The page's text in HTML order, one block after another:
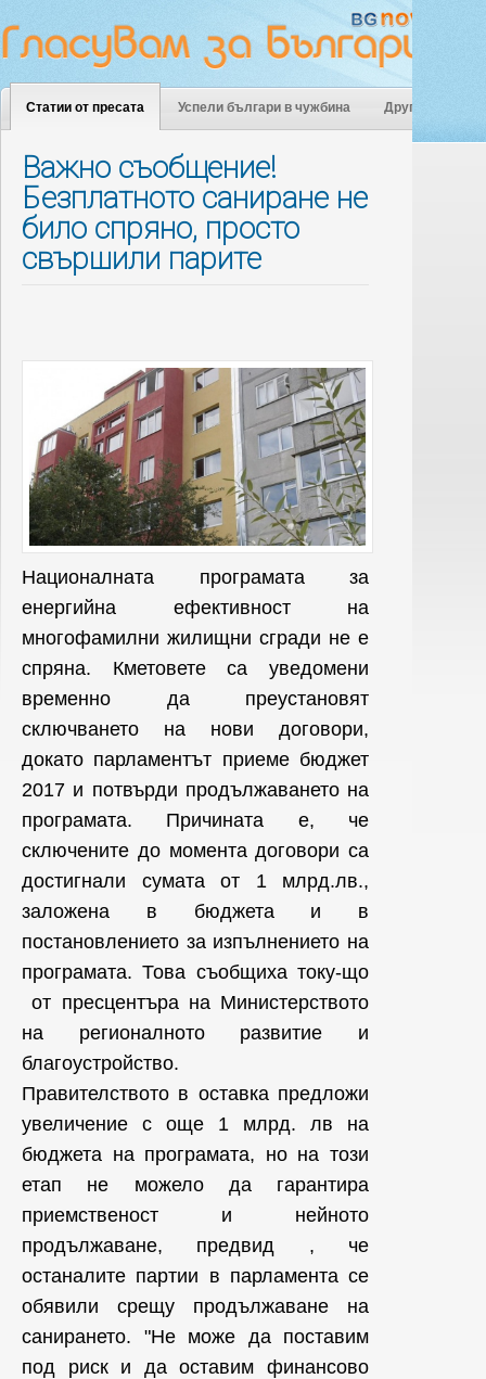
Статии от пресата Успели българи в чужбина Други
Важно съобщение!
Безплатното саниране не
било спряно, просто
свършили парите
Националната програмата за
енергийна ефективност на
многофамилни жилищни сгради не е
спряна. Кметовете са уведомени
временно да преустановят
сключването на нови договори,
докато парламентът приеме бюджет
2017 и потвърди продължаването на
програмата. Причината е, че
сключените до момента договори са
достигнали сумата от 1 млрд.лв.,
заложена в бюджета и в
постановлението за изпълнението на
програмата. Това съобщиха току-що
от пресцентъра на Министерството
на регионалното развитие и
благоустройство.
Правителството в оставка предложи
увеличение с още 1 млрд. лв на
бюджета на програмата, но на този
етап не можело да гарантира
приемственост и нейното
продължаване, предвид , че
останалите партии в парламента се
обявили срещу продължаване на
санирането. "Не може да поставим
под риск и да оставим финансово